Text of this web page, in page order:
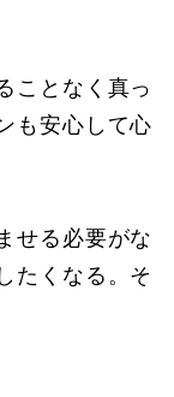
ことなく真っ
も安心して心
せる必要がな
たくなる。そ